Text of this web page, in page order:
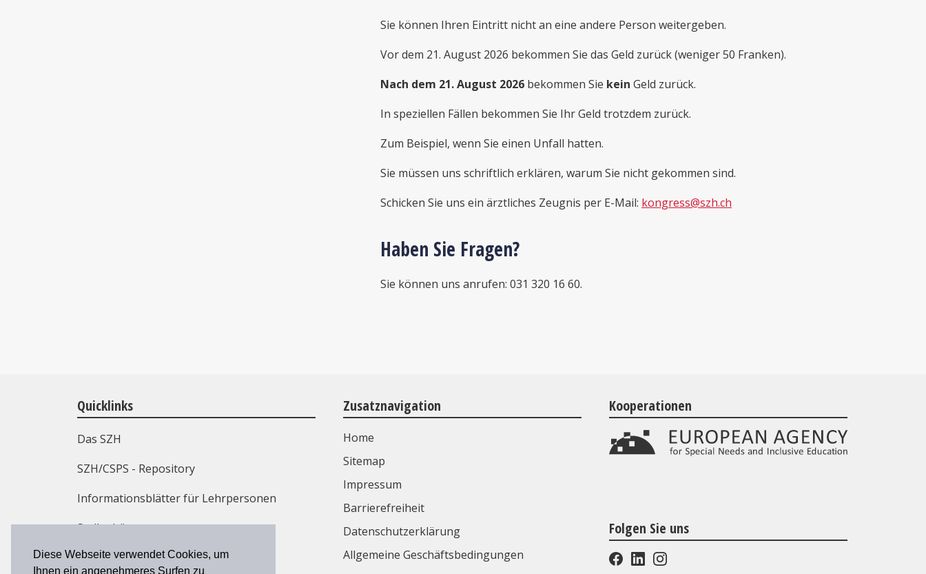
Diese Webseite verwendet Cookies, um
Ihnen ein angenehmeres Surfen zu
Sie können Ihren Eintritt nicht an eine andere Person weitergeben.
Vor dem 21. August 2026 bekommen Sie das Geld zurück (weniger 50 Franken).
Nach dem 21. August 2026 bekommen Sie kein Geld zurück.
In speziellen Fällen bekommen Sie Ihr Geld trotzdem zurück.
Zum Beispiel, wenn Sie einen Unfall hatten.
Sie müssen uns schriftlich erklären, warum Sie nicht gekommen sind.
Schicken Sie uns ein ärztliches Zeugnis per E-Mail: kongress@szh.ch
Haben Sie Fragen?
Sie können uns anrufen: 031 320 16 60.
Quicklinks
Das SZH
SZH/CSPS - Repository
Informationsblätter für Lehrpersonen
Stellenbörse
Weiterbildung
Zusatznavigation
Home
Sitemap
Impressum
Barrierefreiheit
Datenschutzerklärung
Allgemeine Geschäftsbedingungen
Kooperationen
Folgen Sie uns